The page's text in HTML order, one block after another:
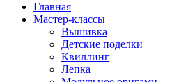
Главная
Мастер-классы
Вышивка
Детские поделки
Квиллинг
Лепка